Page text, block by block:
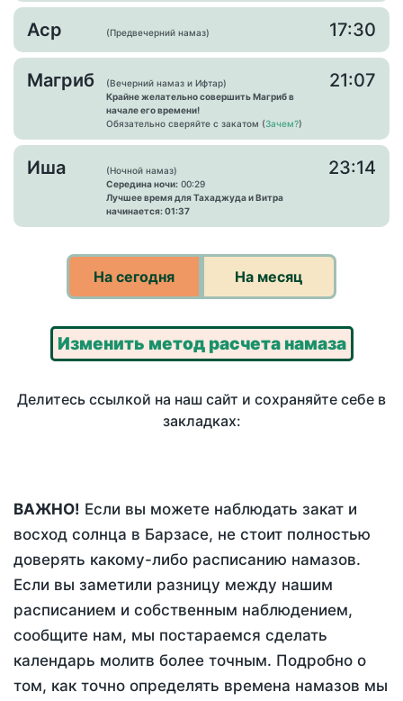
Аср (Предвечерний намаз) 17:30
Магриб
(Вечерний намаз и Ифтар)
Крайне желательно совершить Магриб в
начале его времени!
Обязательно сверяйте с закатом (Зачем?)
21:07
Иша
(Ночной намаз)
Середина ночи: 00:29
Лучшее время для Тахаджуда и Витра
начинается: 01:37
23:14
На сегодня На месяц
Изменить метод расчета намаза
Делитесь ссылкой на наш сайт и сохраняйте себе в
закладках:
ВАЖНО! Если вы можете наблюдать закат и
восход солнца в Барзасе, не стоит полностью
доверять какому-либо расписанию намазов.
Если вы заметили разницу между нашим
расписанием и собственным наблюдением,
сообщите нам, мы постараемся сделать
календарь молитв более точным. Подробно о
том, как точно определять времена намазов мы